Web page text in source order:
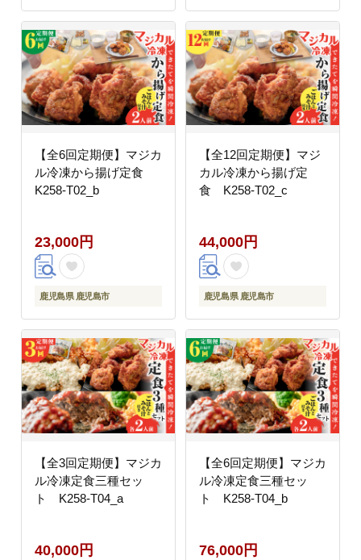
【全6回定期便】マジカ
ル冷凍から揚げ定食
K258-T02_b
23,000円
鹿児島県 鹿児島市
【全12回定期便】マジ
カル冷凍から揚げ定
食 K258-T02_c
44,000円
鹿児島県 鹿児島市
【全3回定期便】マジカ
ル冷凍定食三種セッ
ト K258-T04_a
40,000円
【全6回定期便】マジカ
ル冷凍定食三種セッ
ト K258-T04_b
76,000円